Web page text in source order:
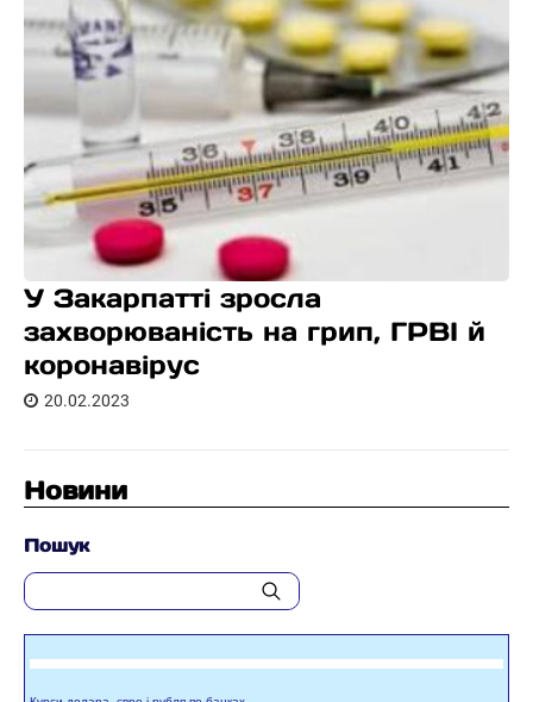
У Закарпатті зросла
захворюваність на грип, ГРВІ й
коронавірус
20.02.2023
Новини
Пошук